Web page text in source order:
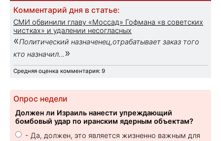
Комментарий дня в статье:
СМИ обвинили главу «Моссад» Гофмана «в советских
чистках» и удалении несогласных
«Политический назначенец,отрабатывает заказ того
кто назначил... »
Средняя оценка комментария: 9
Опрос недели
Должен ли Израиль нанести упреждающий
бомбовый удар по иранским ядерным объектам?
- Да, должен, это является жизненно важным для